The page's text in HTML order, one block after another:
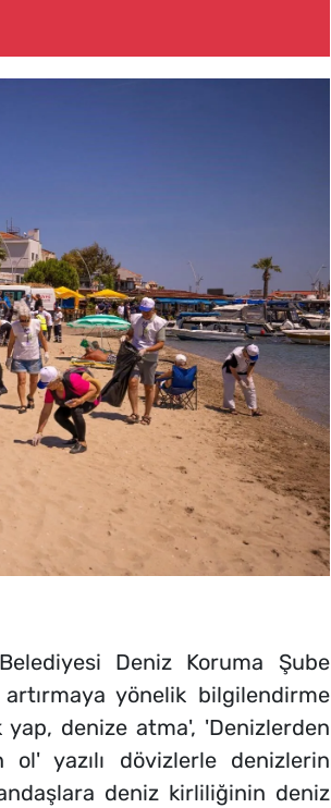
Deniz Koruma Şube
artırmaya yönelik bilgilendirme
yap, denize atma', 'Denizlerden
yazılı dövizlerle denizlerin
deniz kirliliğinin deniz